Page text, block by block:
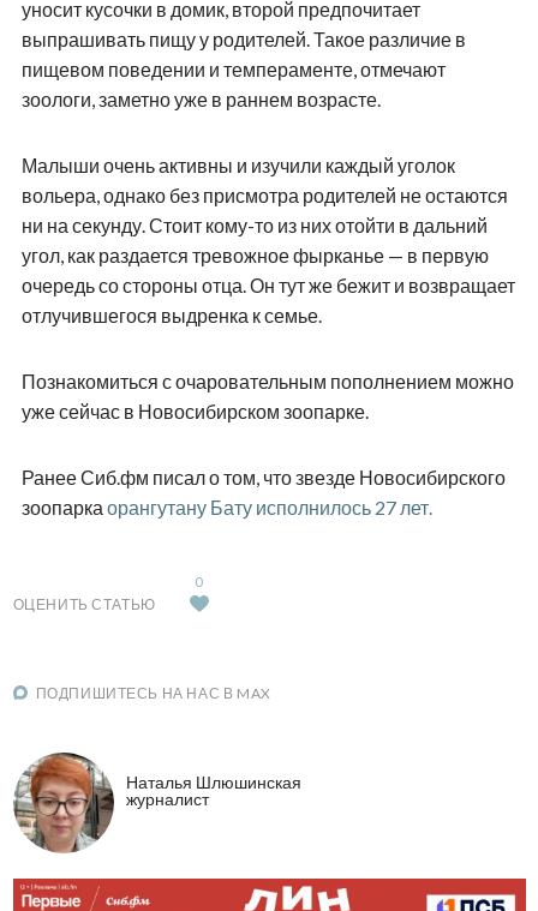
уносит кусочки в домик, второй предпочитает
выпрашивать пищу у родителей. Такое различие в
пищевом поведении и темпераменте, отмечают
зоологи, заметно уже в раннем возрасте.
Малыши очень активны и изучили каждый уголок
вольера, однако без присмотра родителей не остаются
ни на секунду. Стоит кому-то из них отойти в дальний
угол, как раздается тревожное фырканье — в первую
очередь со стороны отца. Он тут же бежит и возвращает
отлучившегося выдренка к семье.
Познакомиться с очаровательным пополнением можно
уже сейчас в Новосибирском зоопарке.
Ранее Сиб.фм писал о том, что звезде Новосибирского
зоопарка орангутану Бату исполнилось 27 лет.
ОЦЕНИТЬ СТАТЬЮ
0
ПОДПИШИТЕСЬ НА НАС В MAX
Наталья Шлюшинская
журналист